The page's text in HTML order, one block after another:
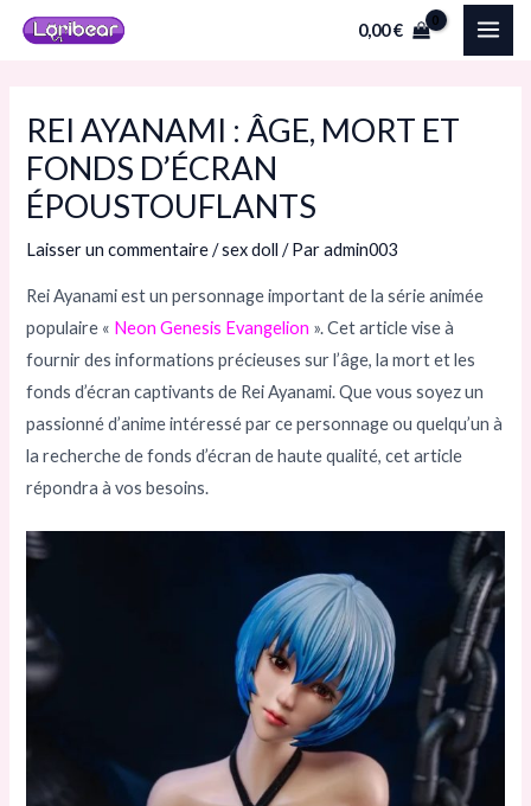
Aller
0,00€
REI AYANAMI : ÂGE, MORT ET
FONDS D’ÉCRAN
ÉPOUSTOUFLANTS
Laisser un commentaire /sex doll / Paradmin003
Rei Ayanami est un personnage important de la série animée
populaire « Neon Genesis Evangelion ». Cet article vise à
fournir des informations précieuses sur l’âge, la mort et les
fonds d’écran captivants de Rei Ayanami. Que vous soyez un
passionné d’anime intéressé par ce personnage ou quelqu’un à
la recherche de fonds d’écran de haute qualité, cet article
répondra à vos besoins.
Navigation
des